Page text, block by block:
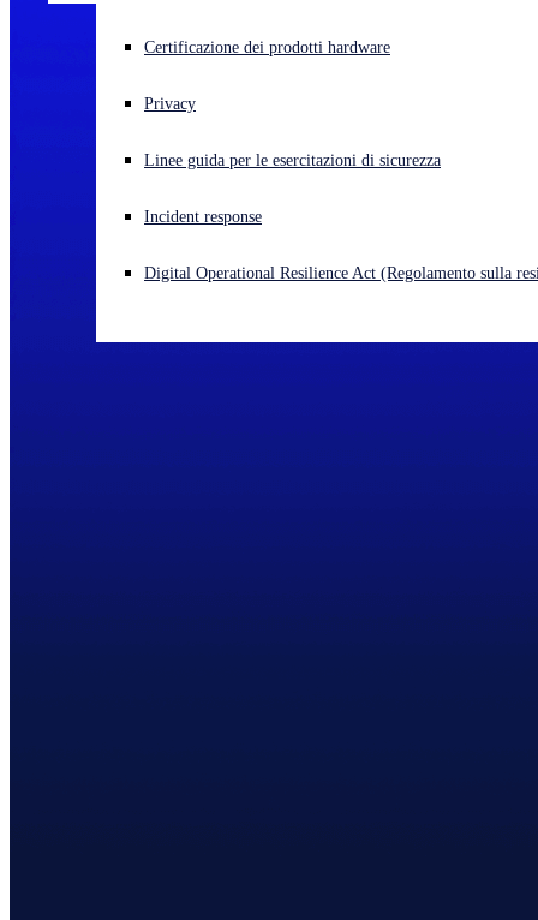
Cyberattacco in corso? Ottieni assistenza immediata
Open language switcher
Certificazione dei prodotti hardware
Privacy
Linee guida per le esercitazioni di sicurezza
Incident response
Digital Operational Resilience Act (Regolamento sulla